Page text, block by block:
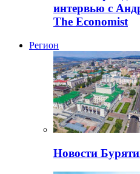
интервью с
The Economist
Регион
Новости